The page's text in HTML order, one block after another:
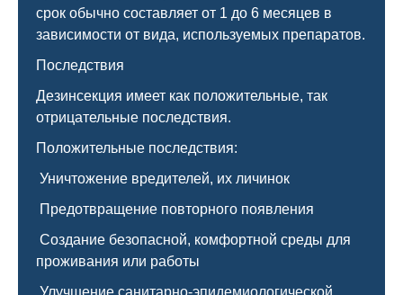
срок обычно составляет от 1 до 6 месяцев в
зависимости от вида, используемых препаратов.
Последствия
Дезинсекция имеет как положительные, так
отрицательные последствия.
Положительные последствия:
Уничтожение вредителей, их личинок
Предотвращение повторного появления
Создание безопасной, комфортной среды для
проживания или работы
Улучшение санитарно-эпидемиологической